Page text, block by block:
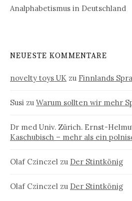
Analphabetismus in Deutschland
NEUESTE KOMMENTARE
novelty toys UK zu Finnlands
Susi zu Warum sollten wir mehr
Dr med Univ. Zürich. Ernst-
Kaschubisch – mehr als ein
Olaf Czinczel zu Der Stintkönig
Olaf Czinczel zu Der Stintkönig